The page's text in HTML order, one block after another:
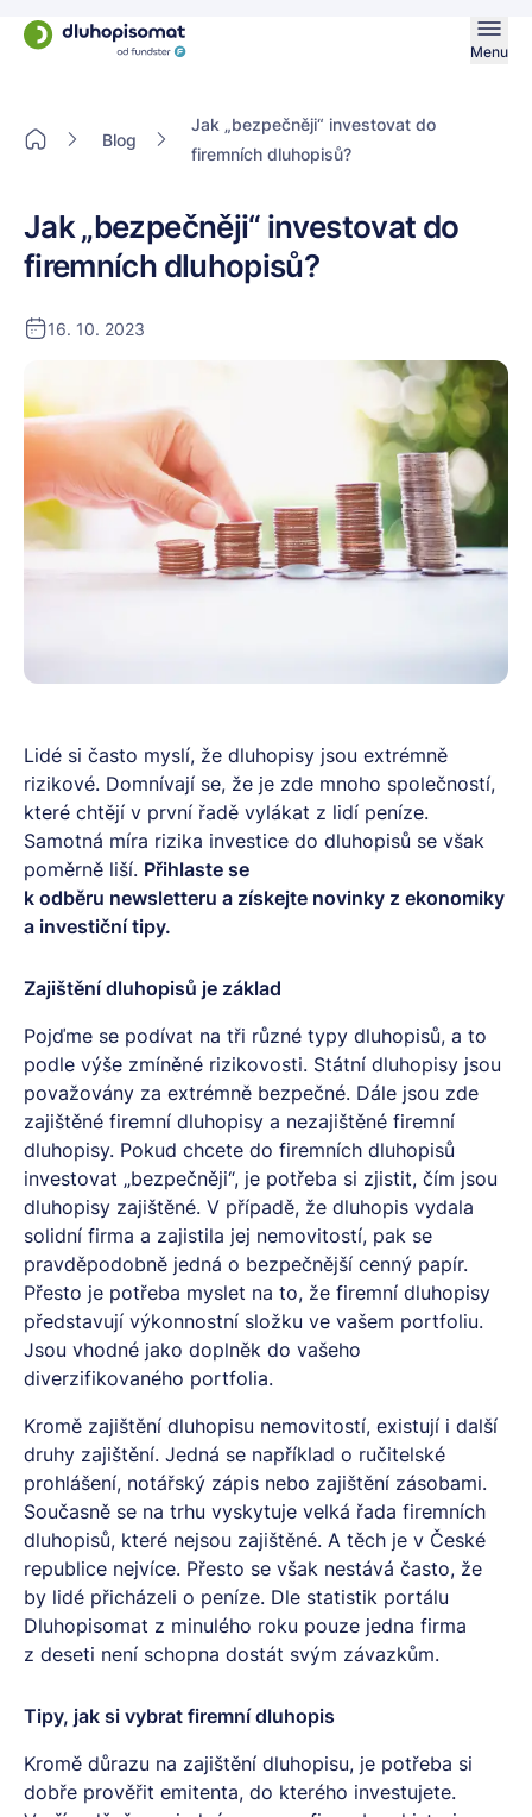
Menu
Blog
Jak „bezpečněji“ investovat do
firemních dluhopisů?
16. 10. 2023
Jak „bezpečněji“ investovat do
firemních dluhopisů?
Lidé si často myslí, že dluhopisy jsou extrémně
rizikové. Domnívají se, že je zde mnoho společností,
které chtějí v první řadě vylákat z lidí peníze.
Samotná míra rizika investice do dluhopisů se však
poměrně liší. Přihlaste se
k odběru newsletteru a získejte novinky z ekonomiky
a investiční tipy.
Zajištění dluhopisů je základ
Pojďme se podívat na tři různé typy dluhopisů, a to
podle výše zmíněné rizikovosti. Státní dluhopisy jsou
považovány za extrémně bezpečné. Dále jsou zde
zajištěné firemní dluhopisy a nezajištěné firemní
dluhopisy. Pokud chcete do firemních dluhopisů
investovat „bezpečněji“, je potřeba si zjistit, čím jsou
dluhopisy zajištěné. V případě, že dluhopis vydala
solidní firma a zajistila jej nemovitostí, pak se
pravděpodobně jedná o bezpečnější cenný papír.
Přesto je potřeba myslet na to, že firemní dluhopisy
představují výkonnostní složku ve vašem portfoliu.
Jsou vhodné jako doplněk do vašeho
diverzifikovaného portfolia.
Kromě zajištění dluhopisu nemovitostí, existují i další
druhy zajištění. Jedná se například o ručitelské
prohlášení, notářský zápis nebo zajištění zásobami.
Současně se na trhu vyskytuje velká řada firemních
dluhopisů, které nejsou zajištěné. A těch je v České
republice nejvíce. Přesto se však nestává často, že
by lidé přicházeli o peníze. Dle statistik portálu
Dluhopisomat z minulého roku pouze jedna firma
z deseti není schopna dostát svým závazkům.
Tipy, jak si vybrat firemní dluhopis
Kromě důrazu na zajištění dluhopisu, je potřeba si
dobře prověřit emitenta, do kterého investujete.